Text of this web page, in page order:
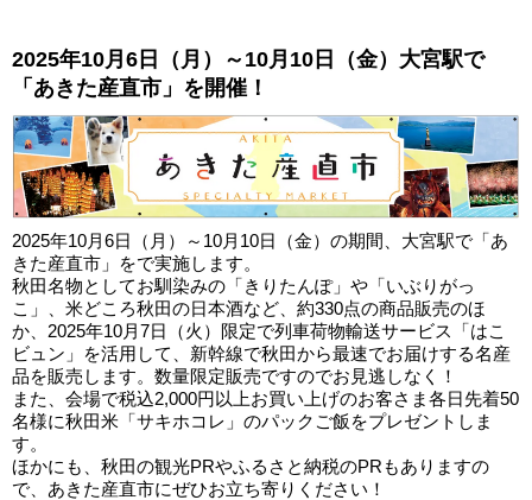
2025年10月6日（月）～10月10日（金）大宮駅で
「あきた産直市」を開催！
2025年10月6日（月）～10月10日（金）の期間、大宮駅で「あ
きた産直市」をで実施します。
秋田名物としてお馴染みの「きりたんぽ」や「いぶりがっ
こ」、米どころ秋田の日本酒など、約330点の商品販売のほ
か、2025年10月7日（火）限定で列車荷物輸送サービス「はこ
ビュン」を活用して、新幹線で秋田から最速でお届けする名産
品を販売します。数量限定販売ですのでお見逃しなく！
また、会場で税込2,000円以上お買い上げのお客さま各日先着50
名様に秋田米「サキホコレ」のパックご飯をプレゼントしま
す。
ほかにも、秋田の観光PRやふるさと納税のPRもありますの
で、あきた産直市にぜひお立ち寄りください！